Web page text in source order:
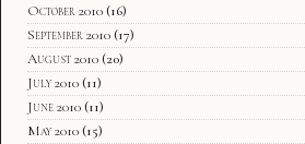
October 2010 (16)
September 2010 (17)
August 2010 (20)
July 2010 (11)
June 2010 (11)
May 2010 (15)